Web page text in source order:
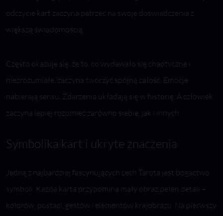
odczycie kart zaczyna patrzeć na swoje doświadczenia z
większą świadomością.
Często okazuje się, że to, co wydawało się chaotyczne i
niezrozumiałe, zaczyna tworzyć spójną całość. Emocje
nabierają sensu. Zdarzenia układają się w historię. A człowiek
zaczyna lepiej rozumieć zarówno siebie, jak i innych.
Symbolika kart i ukryte znaczenia
Jedną z najbardziej fascynujących cech Tarota jest bogactwo
symboli. Każda karta przypomina mały obraz pełen detali –
kolorów, postaci, gestów i elementów krajobrazu. Na pierwszy